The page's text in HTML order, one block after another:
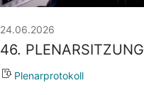
24.06.2026
46. PLENARSITZUNG
Plenarprotokoll